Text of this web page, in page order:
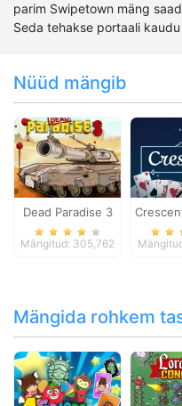
parim Swipetown mäng
Seda tehakse portaali
Nüüd mängib
Dead Paradise 3
Mängitud: 305,762
Mängida rohkem